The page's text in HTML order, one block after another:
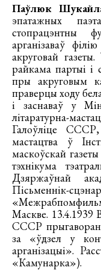
Паўлюк
эпатажных
стопрацэнтны
арганізаваў
акруговай
райкама партыі і
пры акруговым
праверцы ходу
і заснаваў у
літаратурна-
Галоўліце СССР,
мастацтва ў
маскоўскай
тэхнікума
Дзяржаўнай
Маскве. 13.4.1939
СССР
за «ўдзел у
арганізацыі».
«Камунарка»).